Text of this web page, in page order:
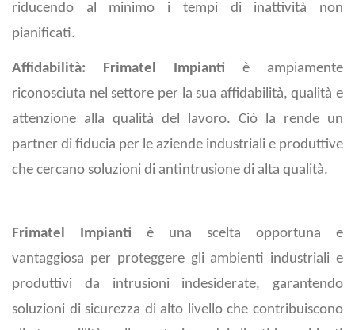
riducendo al minimo i tempi di inattività non
pianificati.
Affidabilità: Frimatel Impianti è ampiamente
riconosciuta nel settore per la sua affidabilità, qualità e
attenzione alla qualità del lavoro. Ciò la rende un
partner di fiducia per le aziende industriali e produttive
che cercano soluzioni di antintrusione di alta qualità.
Frimatel Impianti è una scelta opportuna e
vantaggiosa per proteggere gli ambienti industriali e
produttivi da intrusioni indesiderate, garantendo
soluzioni di sicurezza di alto livello che contribuiscono